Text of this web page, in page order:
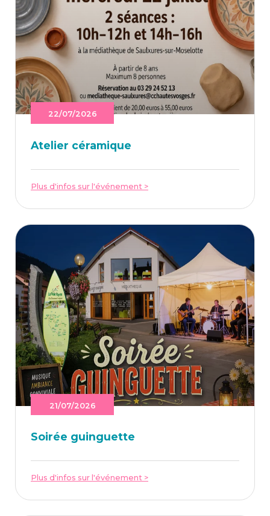
22/07/2026
Ate­lier céramique
Plus d'infos sur l'événement >
21/07/2026
Soi­rée guinguette
Plus d'infos sur l'événement >